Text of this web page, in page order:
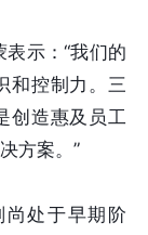
示：“我们的
和控制力。三
创造惠及员工
方案。”
处于早期阶